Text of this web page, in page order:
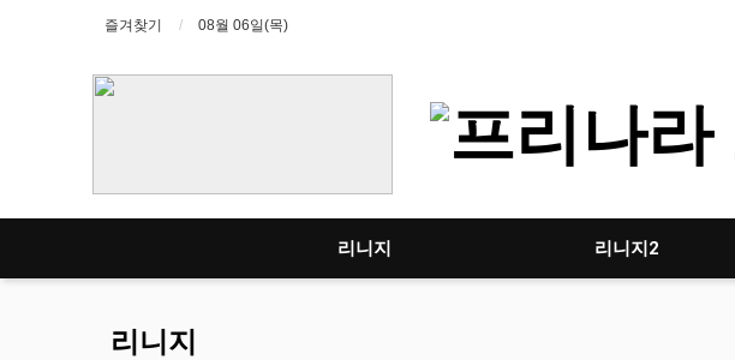
즐겨찾기 08월 06일(목)
리니지 리니지2
리니지